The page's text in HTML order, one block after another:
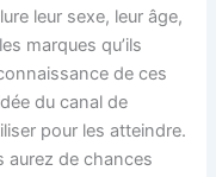
leur sexe, leur âge,
marques qu’ils
de ces
du canal de
pour les atteindre.
aurez de chances